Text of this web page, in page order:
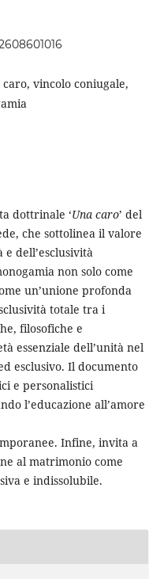
vincolo coniugale,
dottrinale ʻUna caroʼ del
che sottolinea il valore
dell’esclusività
non solo come
un’unione profonda
totale tra i
filosofiche e
essenziale dell’unità nel
esclusivo. Il documento
e personalistici
l’educazione all’amore
Infine, invita a
al matrimonio come
e indissolubile.